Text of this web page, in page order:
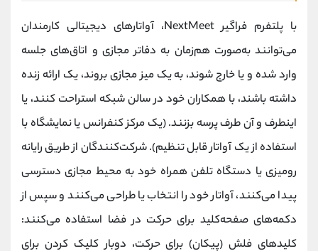
با پلتفرم فراگیر NextMeet، آواتارهای دیجیتالی کارمندان
می‌توانند به‌صورت هم‌زمان به دفاتر مجازی و اتاق‌های جلسه
وارد شده و یا خارج شوند، به یک میز مجازی بروند، یک ارائه زنده
داشته باشند، با همکاران خود در سالن شبکه استراحت کنند، یا
اینطرف و آن طرف پرسه بزنند. (یک مرکز کنفرانس یا نمایشگاه با
استفاده از یک آواتار قابل تنظیم). شرکت‌کنندگان از طریق رایانه
رومیزی یا دستگاه تلفن همراه خود به محیط مجازی دسترسی
پیدا می‌کنند، آواتار خود را انتخاب یا طراحی می‌کنند و سپس از
دکمه‌های صفحه‌کلید برای حرکت در فضا استفاده می‌کنند:
کلیدهای فلش (پیکان) برای حرکت، دوبار کلیک کردن برای